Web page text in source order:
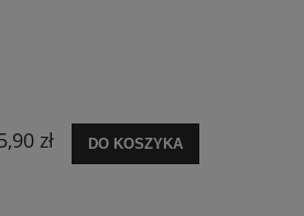
zł DO KOSZYKA